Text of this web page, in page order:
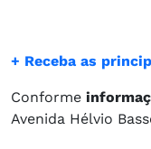
+ Receba as
Conforme
Avenida Hélvio